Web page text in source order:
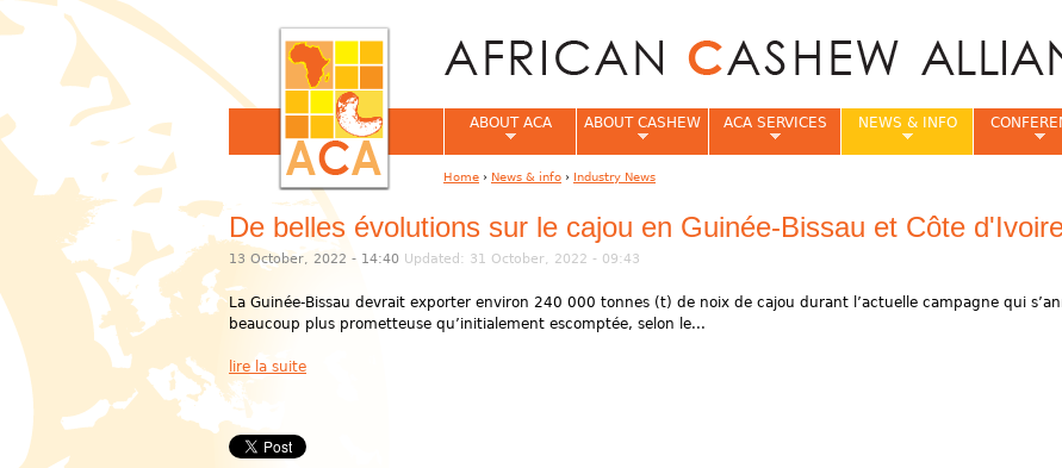
De belles évolutions sur le cajou en Guinée-Bissau et Côte
13 October, 2022 - 14:40 Updated: 31 October, 2022 - 09:43
La Guinée-Bissau devrait exporter environ 240 000 tonnes (t) de noix de cajou durant l’actuelle campagne qui
beaucoup plus prometteuse qu’initialement escomptée, selon le...
lire la suite
ABOUT ACA ABOUT CASHEW ACA SERVICES NEWS & INFO
Home › News & info › Industry News